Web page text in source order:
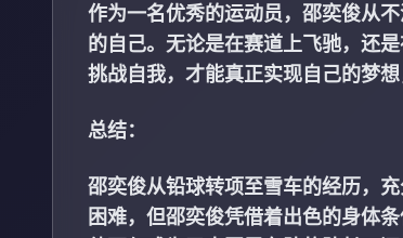
作为一名优秀的运动员，邵奕俊从
的自己。无论是在赛道上飞驰，还
挑战自我，才能真正实现自己的梦
总结：
邵奕俊从铅球转项至雪车的经历，
困难，但邵奕俊凭借着出色的身体